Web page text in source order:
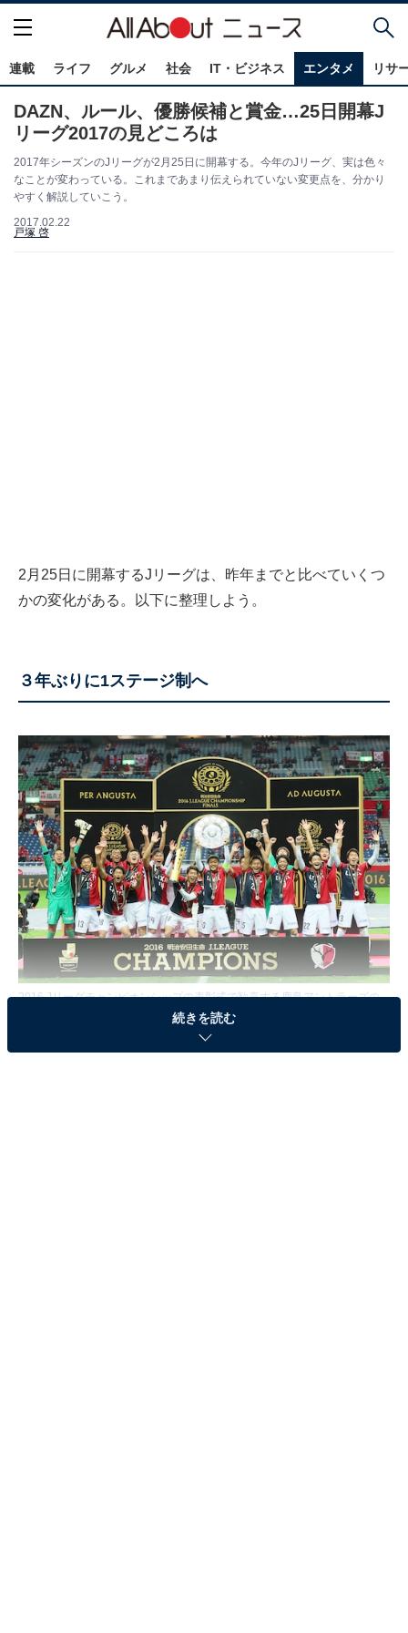
連載 ライフ グルメ 社会 IT・ビジネス エンタメ リサ
DAZN、ルール、優勝候補と賞金…25日開幕J
リーグ2017の見どころは
2017年シーズンのJリーグが2月25日に開幕する。今年のJリーグ、実は色々
なことが変わっている。これまであまり伝えられていない変更点を、分かり
やすく解説していこう。
2017.02.22
戸塚 啓
2月25日に開幕するJリーグは、昨年までと比べていくつ
かの変化がある。以下に整理しよう。
３年ぶりに1ステージ制へ
2016 Jリーグチャンピオンシップの表彰式で歓喜する鹿島アントラーズの
選手（写真：YUTAKA/アフロスポーツ）
続きを読む